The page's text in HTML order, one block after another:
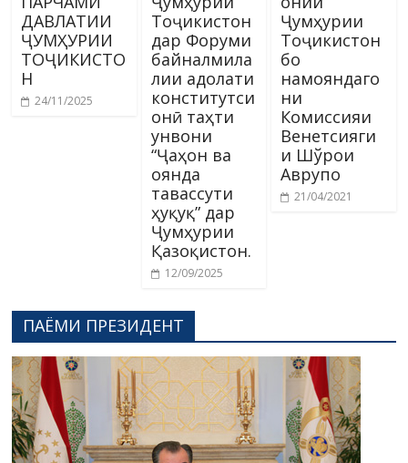
ДАВЛАТИИ
ҶУМҲУРИИ
ТОҶИКИСТО
Н
24/11/2025
Тоҷикистон
дар Форуми
байналмила
лии адолати
конститутси
онӣ таҳти
унвони
“Ҷаҳон ва
оянда
тавассути
ҳуқуқ” дар
Ҷумҳурии
Қазоқистон.
12/09/2025
Ҷумҳурии
Тоҷикистон
бо
намояндаго
ни
Комиссияи
Венетсияги
и Шўрои
Аврупо
21/04/2021
ПАЁМИ ПРЕЗИДЕНТ